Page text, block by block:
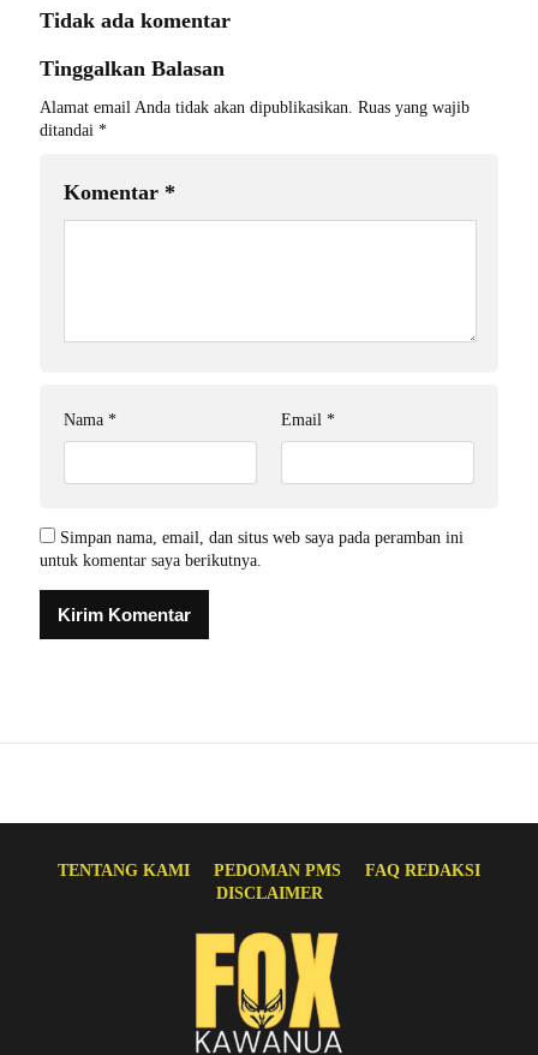
Tidak ada komentar
Tinggalkan Balasan
Alamat email Anda tidak akan dipublikasikan. Ruas yang wajib
ditandai *
Komentar *
Nama * Email *
Simpan nama, email, dan situs web saya pada peramban ini
untuk komentar saya berikutnya.
TENTANG KAMI PEDOMAN PMS
FAQ REDAKSI
DISCLAIMER